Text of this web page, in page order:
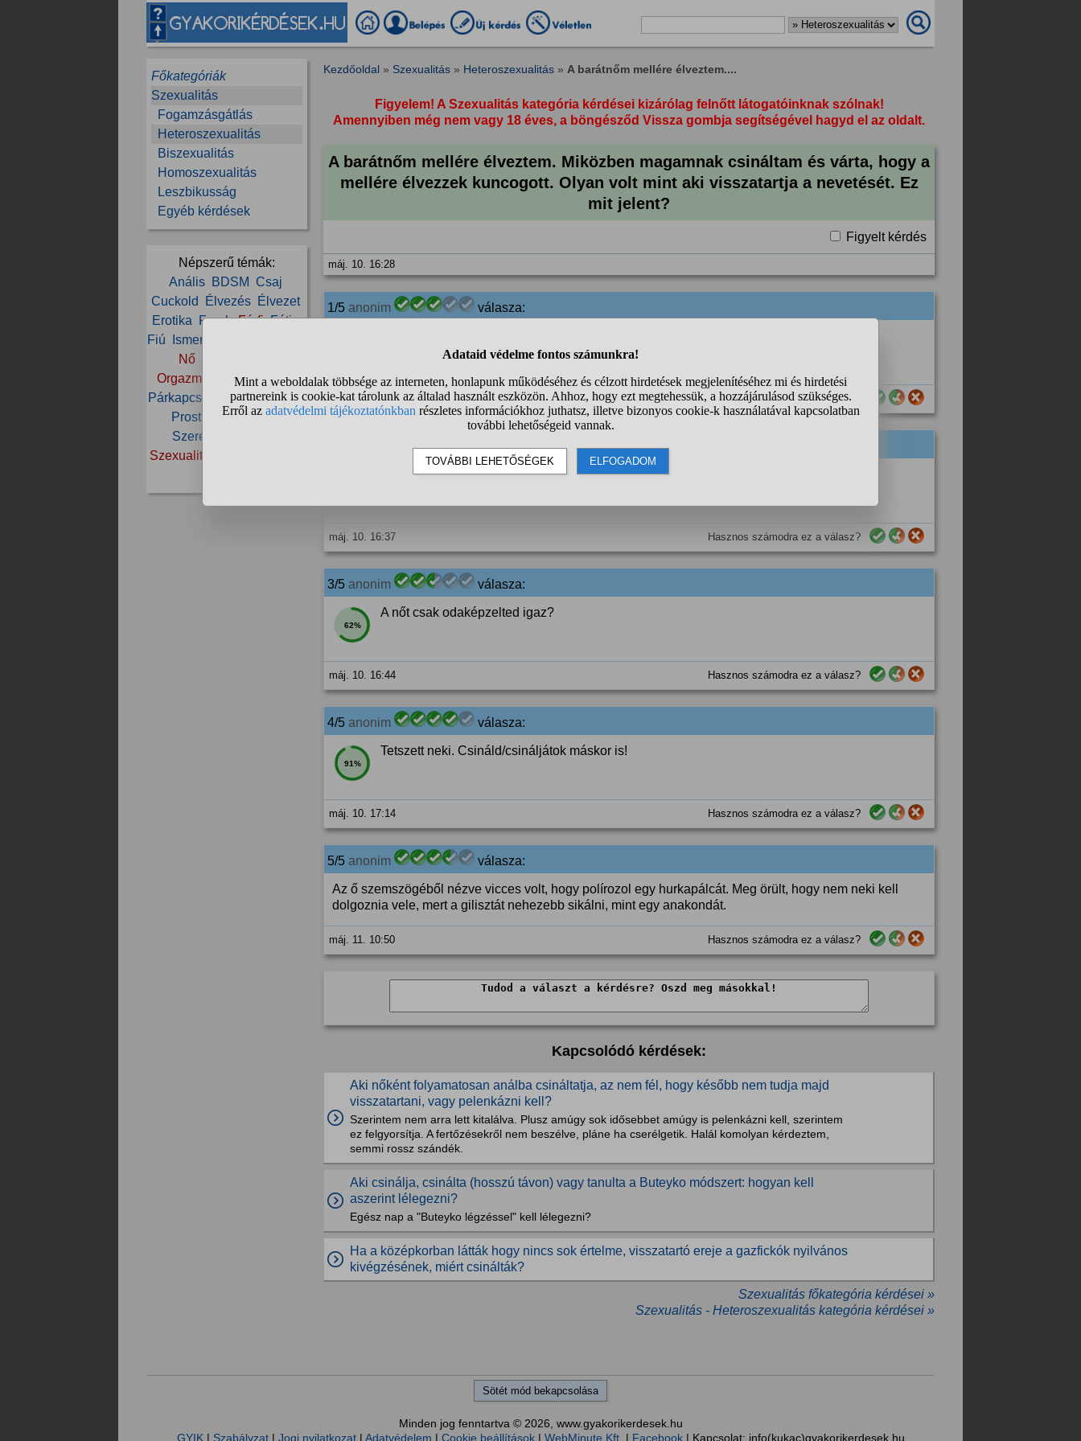
Főkategóriák
Szexualitás
Fogamzásgátlás
Heteroszexualitás
Biszexualitás
Homoszexualitás
Leszbikusság
Egyéb kérdések
Népszerű témák:
Anális
BDSM Csaj
Cuckold
Élvezés
Élvezet
Erotika
Farok Férfi Fétis
Fiú
Ismerkedés
Nő
Orgazmus
Önkielégítés
Párkapcsolat
Popsi Pornó
Prostituált Sperma
Szeretkezés
Szexualitás
Kezdőoldal » Szexualitás » Heteroszexualitás » A barátnőm mellére élveztem....
Figyelem! A Szexualitás kategória kérdései kizárólag felnőtt látogatóinknak szólnak!
Amennyiben még nem vagy 18 éves, a böngésződ Vissza gombja segítségével hagyd el az oldalt.
A barátnőm mellére élveztem. Miközben magamnak csináltam és várta, hogy a
mellére élvezzek kuncogott. Olyan volt mint aki visszatartja a nevetését. Ez
mit jelent?
Figyelt kérdés
máj. 10. 16:28
1/5 anonim válasza:
máj. 10. 16:36 Hasznos számodra ez a válasz?
válasza:
Tetszett neki.
máj. 10. 16:37 Hasznos számodra ez a válasz?
3/5 anonim válasza:
62%
A nőt csak odaképzelted igaz?
máj. 10. 16:44 Hasznos számodra ez a válasz?
4/5 anonim válasza:
91%
Tetszett neki. Csináld/csináljátok máskor is!
máj. 10. 17:14 Hasznos számodra ez a válasz?
5/5 anonim válasza:
Az ő szemszögéből nézve vicces volt, hogy polírozol egy hurkapálcát. Meg örült, hogy nem neki kell
dolgoznia vele, mert a gilisztát nehezebb sikálni, mint egy anakondát.
máj. 11. 10:50 Hasznos számodra ez a válasz?
Kapcsolódó kérdések:
Aki nőként folyamatosan análba csináltatja, az nem fél, hogy később nem tudja majd
visszatartani, vagy pelenkázni kell?
Szerintem nem arra lett kitalálva. Plusz amúgy sok idősebbet amúgy is pelenkázni kell, szerintem
ez felgyorsítja. A fertőzésekről nem beszélve, pláne ha cserélgetik. Halál komolyan kérdeztem,
semmi rossz szándék.
Aki csinálja, csinálta (hosszú távon) vagy tanulta a Buteyko módszert: hogyan kell
aszerint lélegezni?
Egész nap a "Buteyko légzéssel" kell lélegezni?
Ha a középkorban látták hogy nincs sok értelme, visszatartó ereje a gazfickók nyilvános
kivégzésének, miért csinálták?
Szexualitás főkategória kérdései »
Szexualitás - Heteroszexualitás kategória kérdései »
Sötét mód bekapcsolása
Minden jog fenntartva © 2026, www.gyakorikerdesek.hu
GYIK| Szabályzat| Jogi nyilatkozat| Adatvédelem | Cookie beállítások| WebMinute Kft. | Facebook| Kapcsolat: info(kukac)gyakorikerdesek.hu